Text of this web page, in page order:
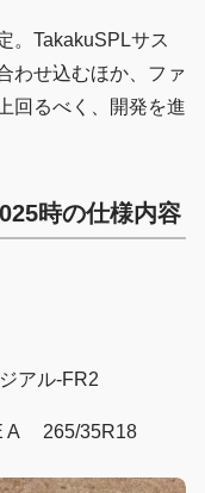
。TakakuSPLサス
わせ込むほか、ファ
回るべく、開発を進
時の仕様内容
アル-FR2
A 265/35R18